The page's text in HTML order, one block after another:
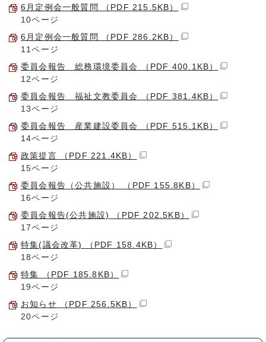
6月定例会一般質問 （PDF 215.5KB）
10ページ
6月定例会一般質問 （PDF 286.2KB）
11ページ
委員会報告 総務環境委員会 （PDF 400.1KB）
12ページ
委員会報告 福祉文教委員会 （PDF 381.4KB）
13ページ
委員会報告 産業建設委員会 （PDF 515.1KB）
14ページ
政策提言 （PDF 221.4KB）
15ページ
委員会報告（公共施設） （PDF 155.8KB）
16ページ
委員会報告(公共施設) （PDF 202.5KB）
17ページ
特集(議会改革) （PDF 158.4KB）
18ページ
特集 （PDF 185.8KB）
19ページ
お知らせ （PDF 256.5KB）
20ページ